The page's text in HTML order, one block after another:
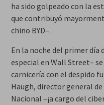
ha sido golpeado con la
que contribuyó
chino BYD–.
En la noche del primer día
especial en Wall Street–
carnicería con el despido
Haugh, director general de
Nacional –¡a cargo del